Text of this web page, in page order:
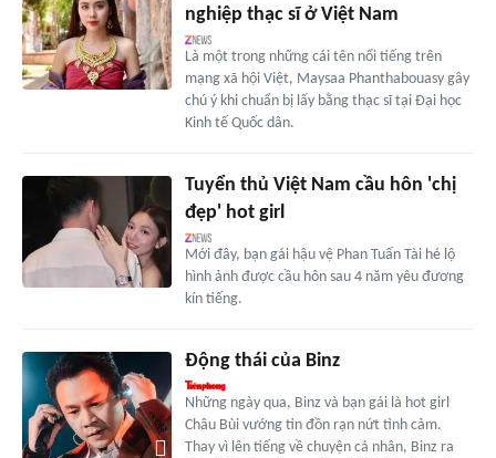
nghiệp thạc sĩ ở Việt Nam
Là một trong những cái tên nổi tiếng trên
mạng xã hội Việt, Maysaa Phanthabouasy gây
chú ý khi chuẩn bị lấy bằng thạc sĩ tại Đại học
Kinh tế Quốc dân.
Tuyển thủ Việt Nam cầu hôn 'chị
đẹp' hot girl
Mới đây, bạn gái hậu vệ Phan Tuấn Tài hé lộ
hình ảnh được cầu hôn sau 4 năm yêu đương
kín tiếng.
Động thái của Binz
Những ngày qua, Binz và bạn gái là hot girl
Châu Bùi vướng tin đồn rạn nứt tình cảm.
Thay vì lên tiếng về chuyện cá nhân, Binz ra